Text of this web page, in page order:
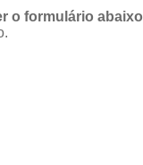
o formulário abaixo